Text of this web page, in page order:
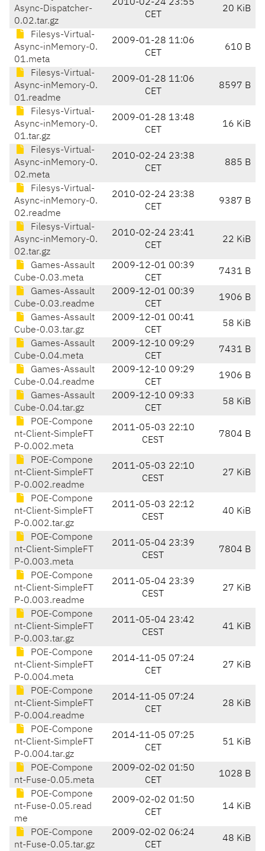
Async-Dispatcher-
0.02.tar.gz
2010-02-24 23:55
CET
20 KiB
Filesys-Virtual-
Async-inMemory-0.
01.meta
2009-01-28 11:06
CET
610 B
Filesys-Virtual-
Async-inMemory-0.
01.readme
2009-01-28 11:06
CET
8597 B
Filesys-Virtual-
Async-inMemory-0.
01.tar.gz
2009-01-28 13:48
CET
16 KiB
Filesys-Virtual-
Async-inMemory-0.
02.meta
2010-02-24 23:38
CET
885 B
Filesys-Virtual-
Async-inMemory-0.
02.readme
2010-02-24 23:38
CET
9387 B
Filesys-Virtual-
Async-inMemory-0.
02.tar.gz
2010-02-24 23:41
CET
22 KiB
Games-Assault
Cube-0.03.meta
2009-12-01 00:39
CET
7431 B
Games-Assault
Cube-0.03.readme
2009-12-01 00:39
CET
1906 B
Games-Assault
Cube-0.03.tar.gz
2009-12-01 00:41
CET
58 KiB
Games-Assault
Cube-0.04.meta
2009-12-10 09:29
CET
7431 B
Games-Assault
Cube-0.04.readme
2009-12-10 09:29
CET
1906 B
Games-Assault
Cube-0.04.tar.gz
2009-12-10 09:33
CET
58 KiB
POE-Compone
nt-Client-SimpleFT
P-0.002.meta
2011-05-03 22:10
CEST
7804 B
POE-Compone
nt-Client-SimpleFT
P-0.002.readme
2011-05-03 22:10
CEST
27 KiB
POE-Compone
nt-Client-SimpleFT
P-0.002.tar.gz
2011-05-03 22:12
CEST
40 KiB
POE-Compone
nt-Client-SimpleFT
P-0.003.meta
2011-05-04 23:39
CEST
7804 B
POE-Compone
nt-Client-SimpleFT
P-0.003.readme
2011-05-04 23:39
CEST
27 KiB
POE-Compone
nt-Client-SimpleFT
P-0.003.tar.gz
2011-05-04 23:42
CEST
41 KiB
POE-Compone
nt-Client-SimpleFT
P-0.004.meta
2014-11-05 07:24
CET
27 KiB
POE-Compone
nt-Client-SimpleFT
P-0.004.readme
2014-11-05 07:24
CET
28 KiB
POE-Compone
nt-Client-SimpleFT
P-0.004.tar.gz
2014-11-05 07:25
CET
51 KiB
POE-Compone
nt-Fuse-0.05.meta
2009-02-02 01:50
CET
1028 B
POE-Compone
nt-Fuse-0.05.read
me
2009-02-02 01:50
CET
14 KiB
POE-Compone
nt-Fuse-0.05.tar.gz
2009-02-02 06:24
CET
48 KiB